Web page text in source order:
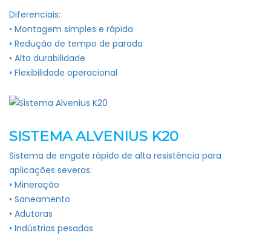
Diferenciais:
• Montagem simples e rápida
• Redução de tempo de parada
• Alta durabilidade
• Flexibilidade operacional
SISTEMA ALVENIUS K20
Sistema de engate rápido de alta resistência para
aplicações severas:
• Mineração
• Saneamento
• Adutoras
• Indústrias pesadas